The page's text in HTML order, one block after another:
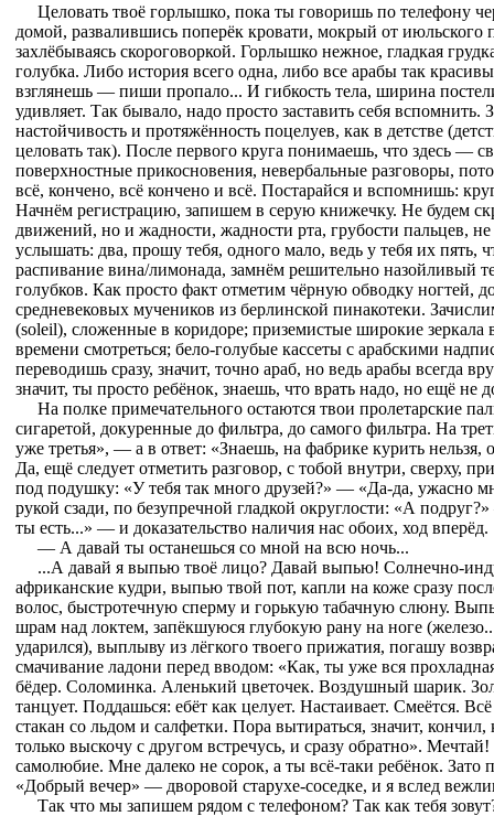
Целовать твоё горлышко, пока ты говоришь по телефону
домой, развалившись поперёк кровати, мокрый от июльского
захлёбываясь скороговоркой. Горлышко нежное, гладкая
голубка. Либо история всего одна, либо все арабы так
взглянешь — пиши пропало... И гибкость тела, ширина
удивляет. Так бывало, надо просто заставить себя вспомнить.
настойчивость и протяжённость поцелуев, как в детстве
целовать так). После первого круга понимаешь, что здесь —
поверхностные прикосновения, невербальные разговоры,
всё, кончено, всё кончено и всё. Постарайся и вспомнишь:
Начнём регистрацию, запишем в серую книжечку. Не будем
движений, но и жадности, жадности рта, грубости пальцев,
услышать: два, прошу тебя, одного мало, ведь у тебя их пять,
распивание вина/лимонада, замнём решительно назойливый
голубков. Как просто факт отметим чёрную обводку ногтей,
средневековых мучеников из берлинской пинакотеки.
(soleil), сложенные в коридоре; приземистые широкие зеркала
времени смотреться; бело-голубые кассеты с арабскими
переводишь сразу, значит, точно араб, но ведь арабы всегда
значит, ты просто ребёнок, знаешь, что врать надо, но ещё не
На полке примечательного остаются твои пролетарские
сигаретой, докуренные до фильтра, до самого фильтра. На
уже третья», — а в ответ: «Знаешь, на фабрике курить нельзя,
Да, ещё следует отметить разговор, с тобой внутри, сверху,
под подушку: «У тебя так много друзей?» — «Да-да, ужасно
рукой сзади, по безупречной гладкой округлости: «А
ты есть...» — и доказательство наличия нас обоих, ход вперёд.
— А давай ты останешься со мной на всю ночь...
...А давай я выпью твоё лицо? Давай выпью! Солнечно-
африканские кудри, выпью твой пот, капли на коже сразу
волос, быстротечную сперму и горькую табачную слюну.
шрам над локтем, запёкшуюся глубокую рану на ноге
ударился), выплыву из лёгкого твоего прижатия, погашу
смачивание ладони перед вводом: «Как, ты уже вся
бёдер. Соломинка. Аленький цветочек. Воздушный шарик.
танцует. Поддашься: ебёт как целует. Настаивает. Смеётся.
стакан со льдом и салфетки. Пора вытираться, значит,
только выскочу с другом встречусь, и сразу обратно».
самолюбие. Мне далеко не сорок, а ты всё-таки ребёнок. Зато
«Добрый вечер» — дворовой старухе-соседке, и я вслед
Так что мы запишем рядом с телефоном? Так как тебя